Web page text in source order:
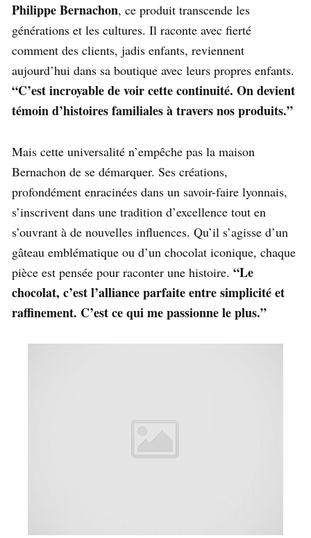
Philippe Bernachon, ce produit transcende les
générations et les cultures. Il raconte avec fierté
comment des clients, jadis enfants, reviennent
aujourd’hui dans sa boutique avec leurs propres enfants.
“C’est incroyable de voir cette continuité. On devient
témoin d’histoires familiales à travers nos produits.”
Mais cette universalité n’empêche pas la maison
Bernachon de se démarquer. Ses créations,
profondément enracinées dans un savoir-faire lyonnais,
s’inscrivent dans une tradition d’excellence tout en
s’ouvrant à de nouvelles influences. Qu’il s’agisse d’un
gâteau emblématique ou d’un chocolat iconique, chaque
pièce est pensée pour raconter une histoire. “Le
chocolat, c’est l’alliance parfaite entre simplicité et
raffinement. C’est ce qui me passionne le plus.”